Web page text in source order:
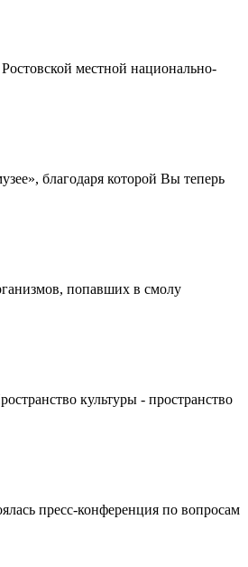
местной национально-
благодаря которой Вы теперь
попавших в смолу
культуры - пространство
пресс-конференция по вопросам